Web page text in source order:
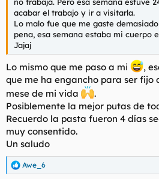
no trabaja. Pero esa semana estuve
acabar el trabajo y ir a visitarla.
Lo malo fue que me gaste
pena, esa semana estaba mi cuerpo
Jajaj
Lo mismo que me paso a mi
,
que me ha engancho para ser fijo
mese de mi vida
.
Posiblemente la mejor putas de
Recuerdo la pasta fueron 4 días
muy consentido.
Un saludo
R
Awe_6